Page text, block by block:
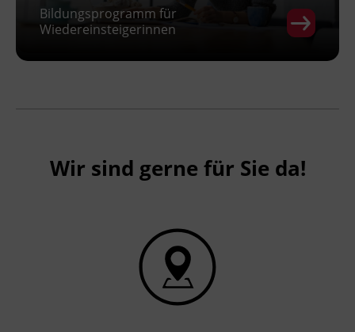
Bildungsprogramm für
Wiedereinsteigerinnen
Wir sind gerne für Sie da!